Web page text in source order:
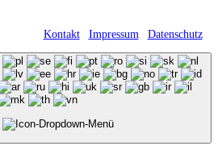
Kontakt| Impressum Datenschutz